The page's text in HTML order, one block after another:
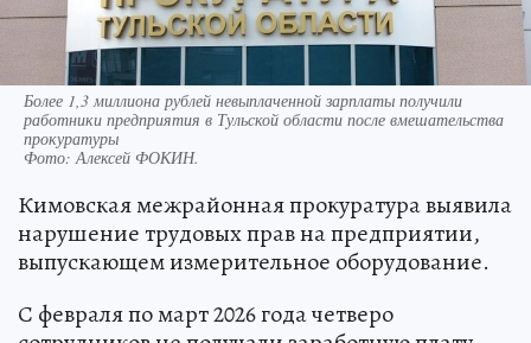
Более 1,3 миллиона рублей невыплаченной зарплаты получили
работники предприятия в Тульской области после вмешательства
прокуратуры
Фото:Алексей ФОКИН.
Кимовская межрайонная прокуратура выявила
нарушение трудовых прав на предприятии,
выпускающем измерительное оборудование.
С февраля по март 2026 года четверо